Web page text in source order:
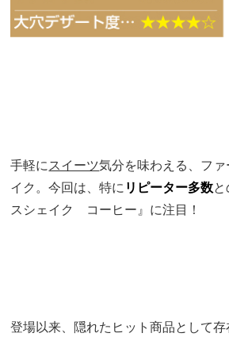
手軽に スイーツ気分を味わえる、フ
イク。今回は、特に リピーター多数
スシェイク コーヒー』に注目！
登場以来、隠れたヒット商品として